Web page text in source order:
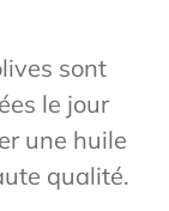
sont
le jour
une huile
qualité.